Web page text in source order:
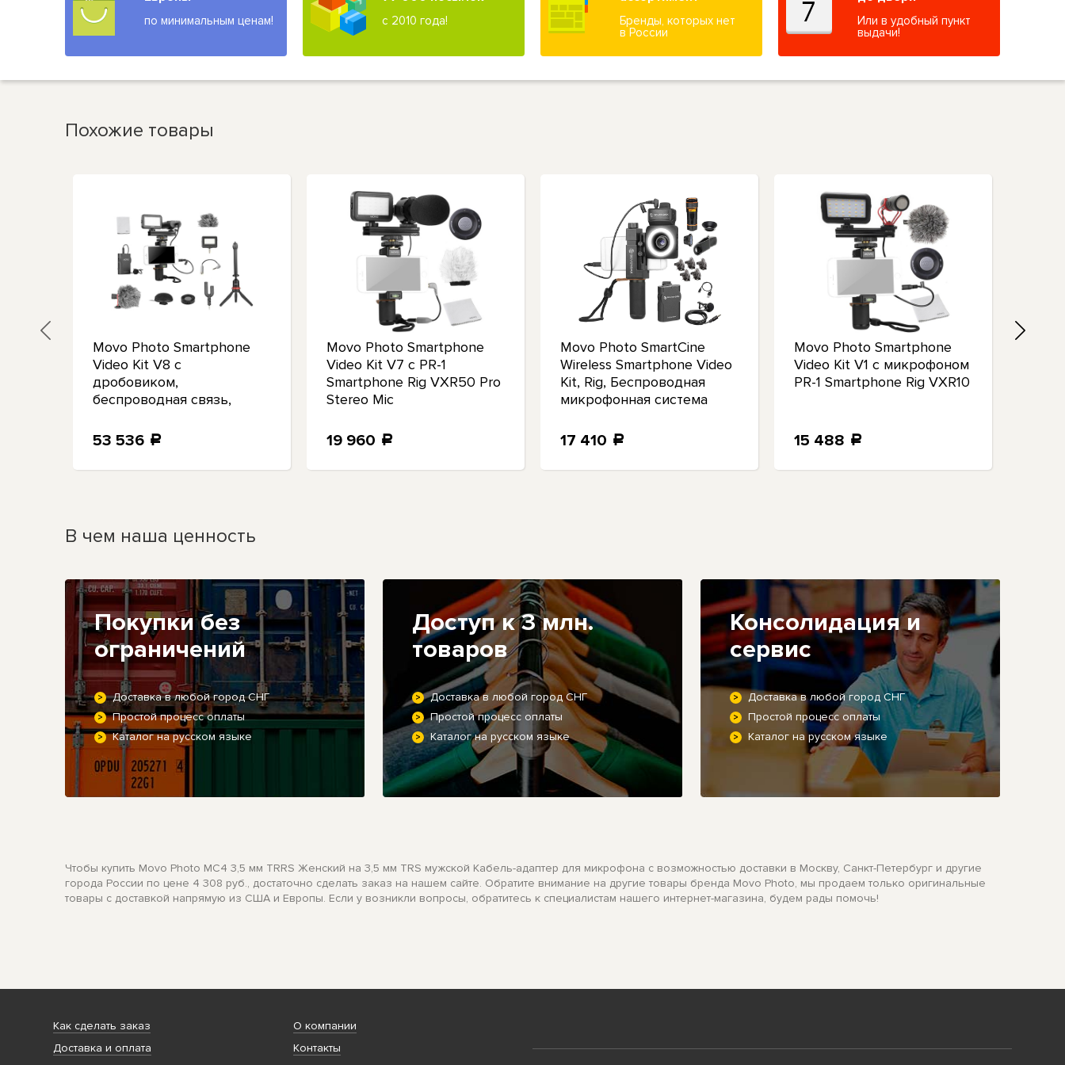
по минимальным ценам! с 2010 года!
Бренды, которых нет
в России
Или в удобный пункт
выдачи!
Похожие товары
Movo Photo Smartphone
Video Kit V8 с
дробовиком,
беспроводная связь,
микрофоны 360°
53 536 a
Movo Photo Smartphone
Video Kit V7 с PR-1
Smartphone Rig VXR50 Pro
Stereo Mic
19 960 a
Movo Photo SmartCine
Wireless Smartphone Video
Kit, Rig, Беспроводная
микрофонная система
17 410 a
Movo Photo Smartphone
Video Kit V1 с микрофоном
PR-1 Smartphone Rig VXR10
15 488 a
В чем наша ценность
Покупки без
ограничений
Доставка в любой город СНГ
Простой процесс оплаты
Каталог на русском языке
Доступ к 3 млн.
товаров
Доставка в любой город СНГ
Простой процесс оплаты
Каталог на русском языке
Консолидация и
сервис
Доставка в любой город СНГ
Простой процесс оплаты
Каталог на русском языке
Чтобы купить Movo Photo MC4 3,5 мм TRRS Женский на 3,5 мм TRS мужской Кабель-адаптер для микрофона с возможностью доставки в Москву, Санкт-Петербург и другие
города России по цене 4 308 руб., достаточно сделать заказ на нашем сайте. Обратите внимание на другие товары бренда Movo Photo, мы продаем только оригинальные
товары с доставкой напрямую из США и Европы. Если у возникли вопросы, обратитесь к специалистам нашего интернет-магазина, будем рады помочь!
Как сделать заказ
Доставка и оплата
О компании
Контакты